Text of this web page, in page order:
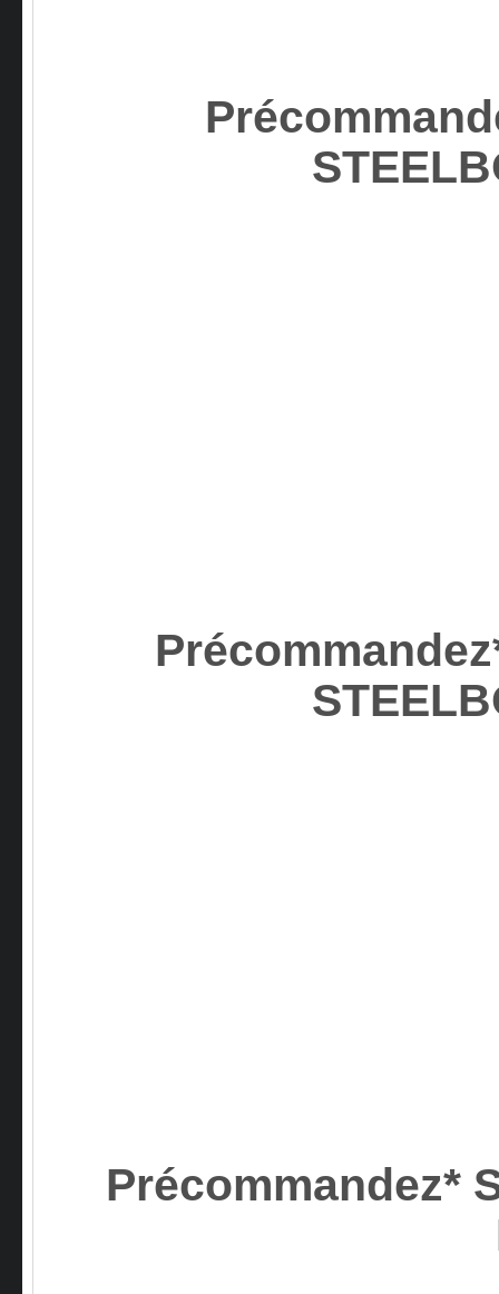
Précommandez*